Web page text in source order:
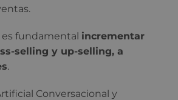
es fundamental incrementar
selling y up-selling, a
.
Conversacional y